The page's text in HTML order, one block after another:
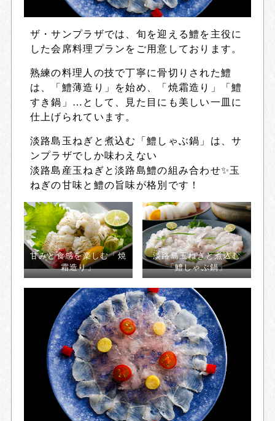
ザ・サンプラザでは、旬を迎える鱧を主役に
した会席料理プランをご用意しております。
熟練の料理人の技で丁寧に骨切りされた鱧
は、「鱧薄造り」を始め、「焼霜造り」「鱧
すき鍋」…として、見た目にも美しい一皿に
仕上げられています。
淡路島玉ねぎと煮込む「鱧しゃぶ鍋」は、サ
ンプラザでしか味わえない
淡路島産玉ねぎと淡路島鱧の組み合わせ✨玉
ねぎの甘味と鱧の旨味が格別です！
甘みと食感を楽しむ「焼
霜造り」
淡路島玉ねぎと煮込む
「鱧しゃぶ鍋」